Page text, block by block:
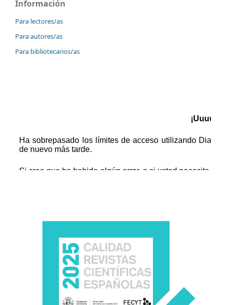
Información
Para lectores/as
Para autores/as
Para bibliotecarios/as